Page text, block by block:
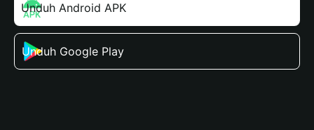
Unduh Android APK
Unduh Google Play